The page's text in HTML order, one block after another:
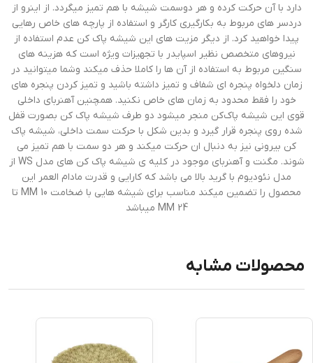
دارد با آن حرکت کرده و هر دوسمت شیشه با هم تمیز میگردد. از اینرو از
دردسر های مربوط به بکارگیری کارگر و استفاده از پارچه های خاص رهایی
پیدا خواهید کرد. از دیگر مزیت های این شیشه پاک کن عدم استفاده از
نیروهای متخصص نظیر اسپایدر با تجهیزات ویژه است که هزینه های
سنگین مربوط به استفاده از آن ها را کاملا حذف میکند وشما میتوانید در
زمان دلخواه پنجره ای شفاف و تمیز داشته باشید و تمیز کردن پنجره های
خود را فقط محدود به زمان های خاص نکنید. همچنین آهنربای داخلی
قوی این شیشه پاک‌کن منجر میشود دو طرف شیشه پاک کن بصورت قفل
شده روی پنجره قرار گیرد و بدین شکل با حرکت سمت داخلی، شیشه پاک
کن بیرونی نیز به دنبال ان حرکت میکند و هر دو سمت با هم تمیز می
شوند. مگنت و آهنربای موجود در کلیه ی شیشه پاک کن های مدل WS از
مدل نئودیوم با گرید بالا می باشد که کارایی و قدرت مادام العمر این
محصول را تضمین میکند مناسب برای شیشه هایی با ضخامت 10 MM تا
24 MM میباشد
محصولات مشابه